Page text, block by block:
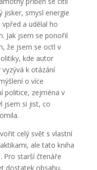
jisker, smysl energie
a udělal ho
Jak jsem se ponořil
že jsem se octl v
kde autor
k otázání
o více
politice, zejména v
jsem si jist, co
celý svět s vlastní
ale tato kniha
Pro starší čtenáře
dostatek obsahu,